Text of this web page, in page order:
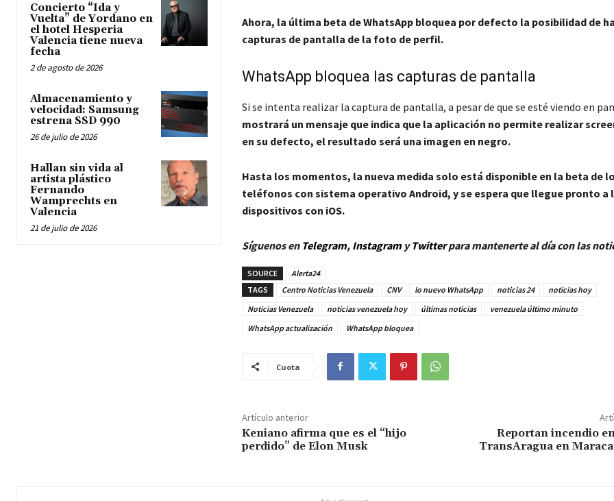
Concierto “Ida y
Vuelta” de Yordano en
el hotel Hesperia
Valencia tiene nueva
fecha
2 de agosto de 2026
Almacenamiento y
velocidad: Samsung
estrena SSD 990
26 de julio de 2026
Hallan sin vida al
artista plástico
Fernando
Wamprechts en
Valencia
21 de julio de 2026
Ahora, la última beta de WhatsApp bloquea por defecto la posibilidad de
capturas de pantalla de la foto de perfil.
WhatsApp bloquea las capturas de pantalla
Si se intenta realizar la captura de pantalla, a pesar de que se esté viendo en
mostrará un mensaje que indica que la aplicación no permite realizar
en su defecto, el resultado será una imagen en negro.
Hasta los momentos, la nueva medida solo está disponible en la beta de
teléfonos con sistema operativo Android, y se espera que llegue pronto a
dispositivos con iOS.
Síguenos en Telegram, InstagramyTwitterpara mantenerte al día con las
SOURCE
Alerta24
TAGS
Centro Noticias Venezuela CNV lo nuevo WhatsApp noticias 24
noticias hoy
Noticias Venezuela
noticias venezuela hoy últimas noticias
venezuela último minuto
WhatsApp actualización
WhatsApp bloquea
Cuota
Artículo anterior
Keniano afirma que es el “hijo
perdido” de Elon Musk
Reportan incendio
TransAragua en